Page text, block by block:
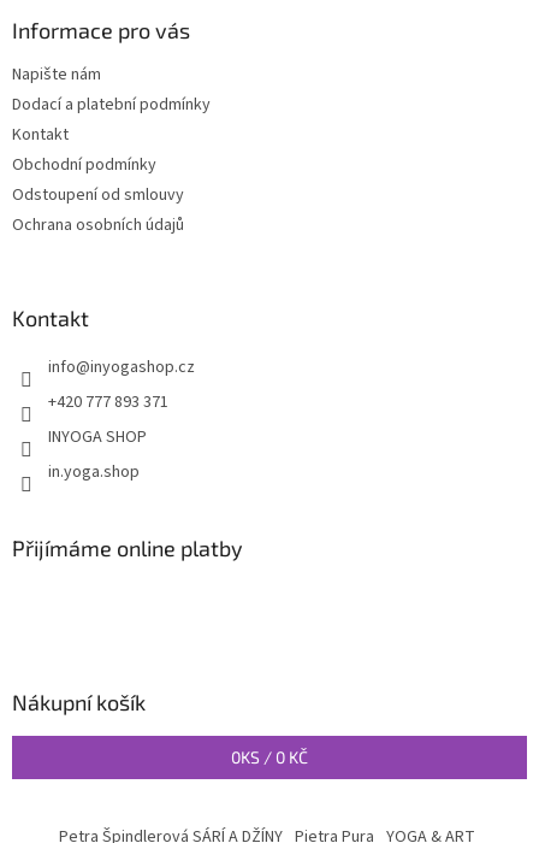
Informace pro vás
Napište nám
Dodací a platební podmínky
Kontakt
Obchodní podmínky
Odstoupení od smlouvy
Ochrana osobních údajů
Kontakt
info@inyogashop.cz
+420 777 893 371
INYOGA SHOP
in.yoga.shop
Přijímáme online platby
Nákupní košík
0KS / 0 KČ
Petra Špindlerová SÁRÍ A DŽÍNY Pietra Pura YOGA & ART